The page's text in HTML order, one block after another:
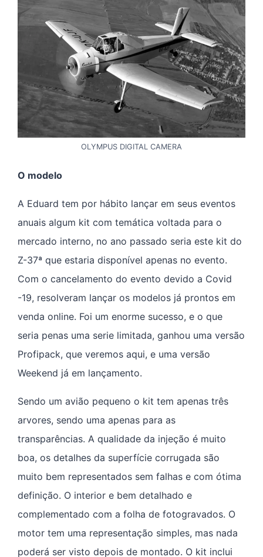
OLYMPUS DIGITAL CAMERA
O modelo
A Eduard tem por hábito lançar em seus eventos
anuais algum kit com temática voltada para o
mercado interno, no ano passado seria este kit do
Z-37ª que estaria disponível apenas no evento.
Com o cancelamento do evento devido a Covid
-19, resolveram lançar os modelos já prontos em
venda online. Foi um enorme sucesso, e o que
seria penas uma serie limitada, ganhou uma versão
Profipack, que veremos aqui, e uma versão
Weekend já em lançamento.
Sendo um avião pequeno o kit tem apenas três
arvores, sendo uma apenas para as
transparências. A qualidade da injeção é muito
boa, os detalhes da superfície corrugada são
muito bem representados sem falhas e com ótima
definição. O interior e bem detalhado e
complementado com a folha de fotogravados. O
motor tem uma representação simples, mas nada
poderá ser visto depois de montado. O kit inclui